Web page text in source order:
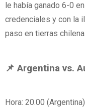
le había ganado 6-0
credenciales y con la
paso en tierras
📌 Argentina vs.
Hora: 20.00 (Argentina)